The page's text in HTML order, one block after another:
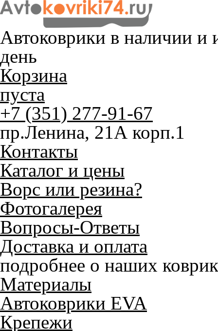
Автоковрики в наличии и
день
Корзина
пуста
+7 (351) 277-91-67
пр.Ленина, 21А корп.1
Контакты
Каталог и цены
Ворс или резина?
Фотогалерея
Вопросы-Ответы
Доставка и оплата
подробнее о наших
Материалы
Автоковрики EVA
Крепежи